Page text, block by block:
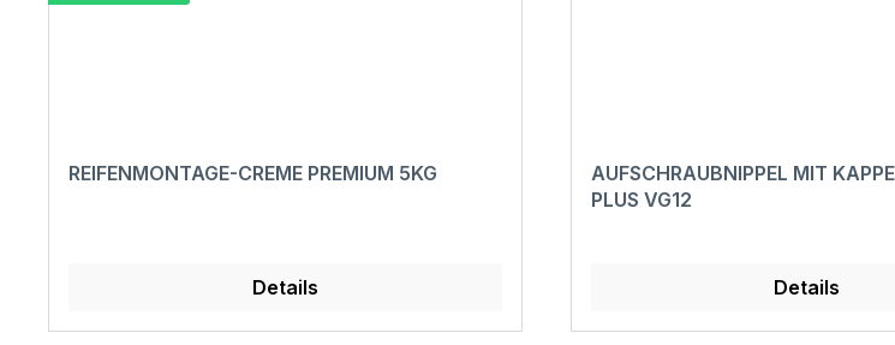
REIFENMONTAGE-CREME PREMIUM 5KG
Details
AUFSCHRAUBNIPPEL MIT
PLUS VG12
Details